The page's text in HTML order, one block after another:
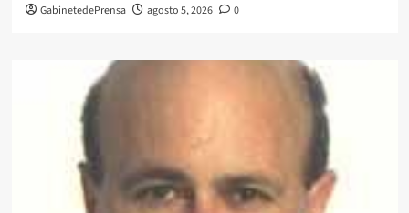
GabinetedePrensa agosto 5, 2026 0